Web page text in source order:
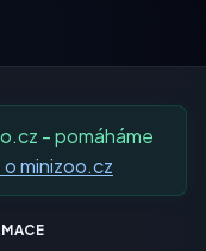
- pomáháme
minizoo.cz